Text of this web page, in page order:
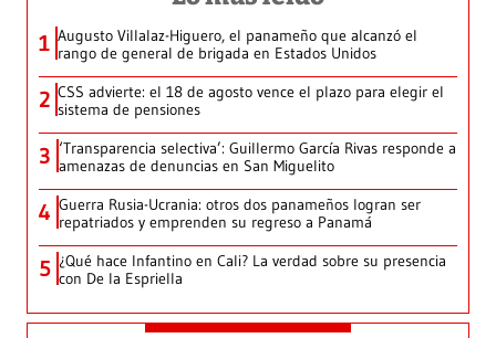
1 Augusto Villalaz-Higuero, el panameño que alcanzó el
rango de general de brigada en Estados Unidos
2 CSS advierte: el 18 de agosto vence el plazo para elegir el
sistema de pensiones
3 ‘Transparencia selectiva’: Guillermo García Rivas responde a
amenazas de denuncias en San Miguelito
4 Guerra Rusia-Ucrania: otros dos panameños logran ser
repatriados y emprenden su regreso a Panamá
5 ¿Qué hace Infantino en Cali? La verdad sobre su presencia
con De la Espriella